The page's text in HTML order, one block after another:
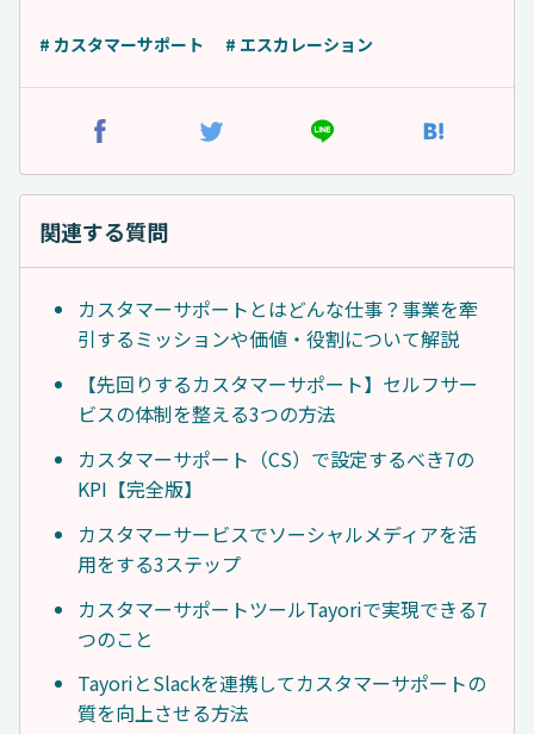
# カスタマーサポート # エスカレーション
関連する質問
カスタマーサポートとはどんな仕事？事業を牽
引するミッションや価値・役割について解説
【先回りするカスタマーサポート】セルフサー
ビスの体制を整える3つの方法
カスタマーサポート（CS）で設定するべき7の
KPI【完全版】
カスタマーサービスでソーシャルメディアを活
用をする3ステップ
カスタマーサポートツールTayoriで実現できる7
つのこと
TayoriとSlackを連携してカスタマーサポートの
質を向上させる方法